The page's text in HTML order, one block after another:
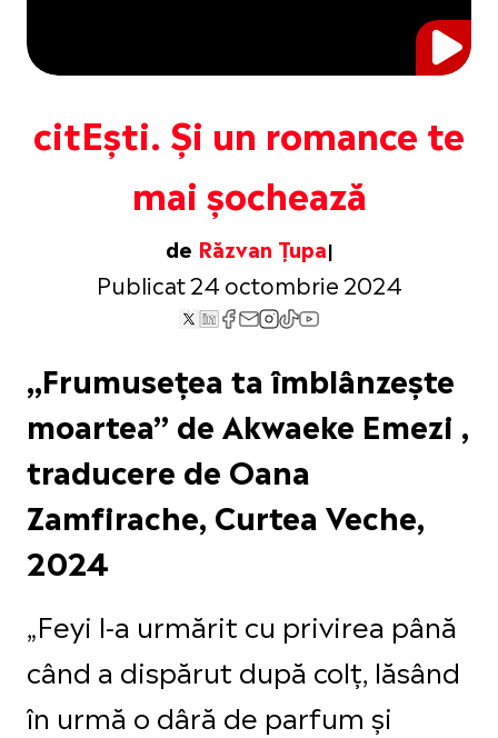
citEști. Și un romance te
mai șochează
de Răzvan Țupa
Publicat 24 octombrie 2024
„Frumusețea ta îmblânzește
moartea” de Akwaeke Emezi ,
traducere de Oana
Zamfirache, Curtea Veche,
2024
„Feyi l-a urmărit cu privirea până
când a dispărut după colț, lăsând
în urmă o dâră de parfum și